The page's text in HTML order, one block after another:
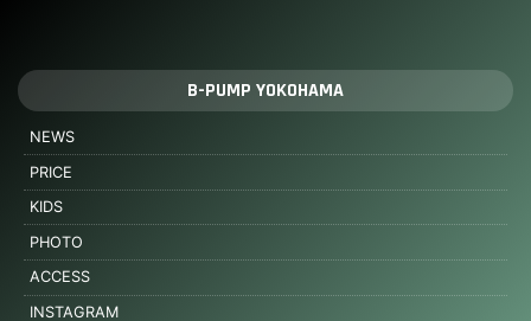
B-PUMP YOKOHAMA
NEWS
PRICE
KIDS
PHOTO
ACCESS
INSTAGRAM